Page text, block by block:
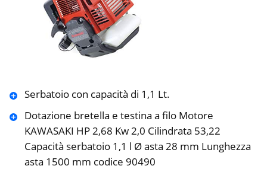
Serbatoio con capacità di 1,1 Lt.
Dotazione bretella e testina a filo Motore
KAWASAKI HP 2,68 Kw 2,0 Cilindrata 53,22
Capacità serbatoio 1,1 l Ø asta 28 mm Lunghezza
asta 1500 mm codice 90490